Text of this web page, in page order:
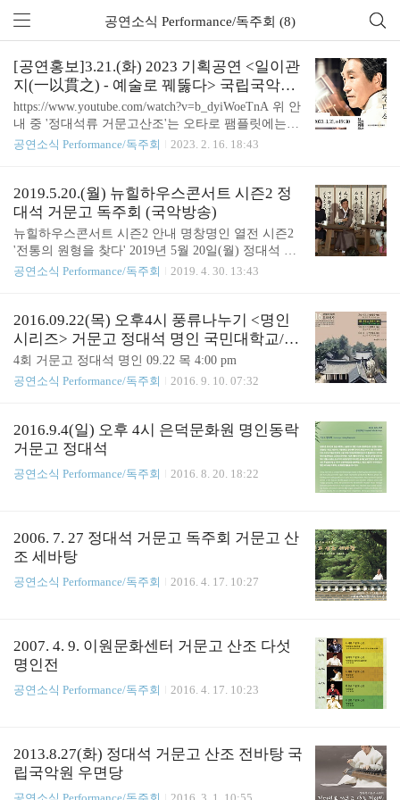
공연소식 Performance/독주회 (8)
[공연홍보]3.21.(화) 2023 기획공연 <일이관
지(一以貫之) - 예술로 꿰뚫다> 국립국악원
풍류사랑방
https://www.youtube.com/watch?v=b_dyiWoeTnA 위 안
내 중 '정대석류 거문고산조'는 오타로 팸플릿에는
'정대석제 거문고산조'로 수정되어 나왔습니다.
공연소식 Performance/독주회 2023. 2. 16. 18:43
2019.5.20.(월) 뉴힐하우스콘서트 시즌2 정
대석 거문고 독주회 (국악방송)
뉴힐하우스콘서트 시즌2 안내 명창명인 열전 시즌2
'전통의 원형을 찾다' 2019년 5월 20일(월) 정대석 거
문고 독주회 뉴힐하우스콘서트 시즌2 안내 명창명인
꽂아 놓고 2. 달무리 3. 거문고로 그리는 풍경 4. 정대
석제 거문고 산조 장소 ▶ 명지병원 B관 5층 뉴호라
이즌힐링센터 관람료 매회 30,000원(매회 30석 한정)
공연예매 new@beondi.org(메일신청) 공연문의 02-70
3-6599(비온뒤), 031-810-5632(예술치유센터) 클릭하
공연소식 Performance/독주회 2019. 4. 30. 13:43
2016.09.22(목) 오후4시 풍류나누기 <명인
시리즈> 거문고 정대석 명인 국민대학교/명
원민속관 문화행사
4회 거문고 정대석 명인 09.22 목 4:00 pm
공연소식 Performance/독주회
2016. 9. 10. 07:32
2016.9.4(일) 오후 4시 은덕문화원 명인동락
거문고 정대석
공연소식 Performance/독주회 2016. 8. 20. 18:22
2006. 7. 27 정대석 거문고 독주회 거문고 산
조 세바탕
공연소식 Performance/독주회 2016. 4. 17. 10:27
2007. 4. 9. 이원문화센터 거문고 산조 다섯
명인전
공연소식 Performance/독주회 2016. 4. 17. 10:23
2013.8.27(화) 정대석 거문고 산조 전바탕 국
립국악원 우면당